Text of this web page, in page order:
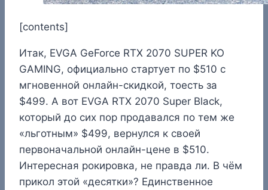
[contents]
Итак, EVGA GeForce RTX 2070 SUPER KO
GAMING, официально стартует по $510 с
мгновенной онлайн-скидкой, тоесть за
$499. А вот EVGA RTX 2070 Super Black,
который до сих пор продавался по тем же
«льготным» $499, вернулся к своей
первоначальной онлайн-цене в $510.
Интересная рокировка, не правда ли. В чём
прикол этой «десятки»? Единственное